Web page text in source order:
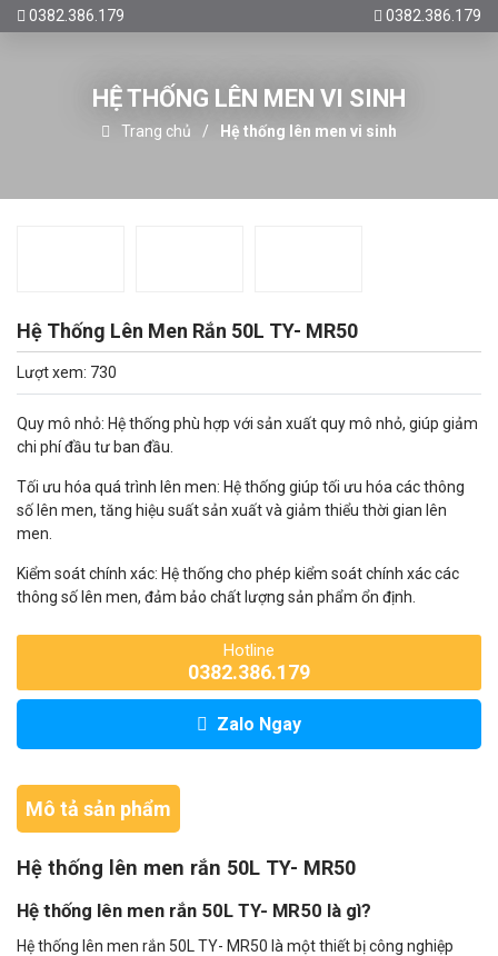
0382.386.179 0382.386.179
HỆ THỐNG LÊN MEN VI SINH
Trang chủ Hệ thống lên men vi sinh
Hệ Thống Lên Men Rắn 50L TY- MR50
Lượt xem: 730
Quy mô nhỏ: Hệ thống phù hợp với sản xuất quy mô nhỏ, giúp giảm
chi phí đầu tư ban đầu.
Tối ưu hóa quá trình lên men: Hệ thống giúp tối ưu hóa các thông
số lên men, tăng hiệu suất sản xuất và giảm thiểu thời gian lên
men.
Kiểm soát chính xác: Hệ thống cho phép kiểm soát chính xác các
thông số lên men, đảm bảo chất lượng sản phẩm ổn định.
Hotline
0382.386.179
Zalo Ngay
Mô tả sản phẩm
Hệ thống lên men rắn 50L TY- MR50
Hệ thống lên men rắn 50L TY- MR50 là gì?
Hệ thống lên men rắn 50L TY- MR50 là một thiết bị công nghiệp